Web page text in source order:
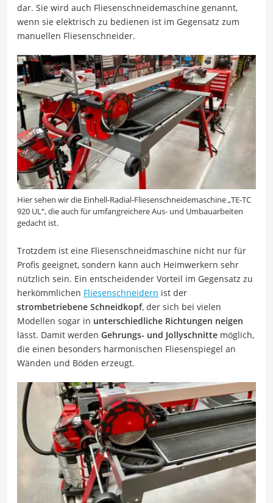
dar. Sie wird auch Fliesenschneidemaschine genannt,
wenn sie elektrisch zu bedienen ist im Gegensatz zum
manuellen Fliesenschneider.
Hier sehen wir die Einhell-Radial-Fliesenschneidemaschine „TE-TC
920 UL“, die auch für umfangreichere Aus- und Umbauarbeiten
gedacht ist.
Trotzdem ist eine Fliesenschneidmaschine nicht nur für
Profis geeignet, sondern kann auch Heimwerkern sehr
nützlich sein. Ein entscheidender Vorteil im Gegensatz zu
herkömmlichen Fliesenschneidern ist der
strombetriebene Schneidkopf, der sich bei vielen
Modellen sogar in unterschiedliche Richtungen neigen
lässt. Damit werden Gehrungs- und Jollyschnitte möglich,
die einen besonders harmonischen Fliesenspiegel an
Wänden und Böden erzeugt.